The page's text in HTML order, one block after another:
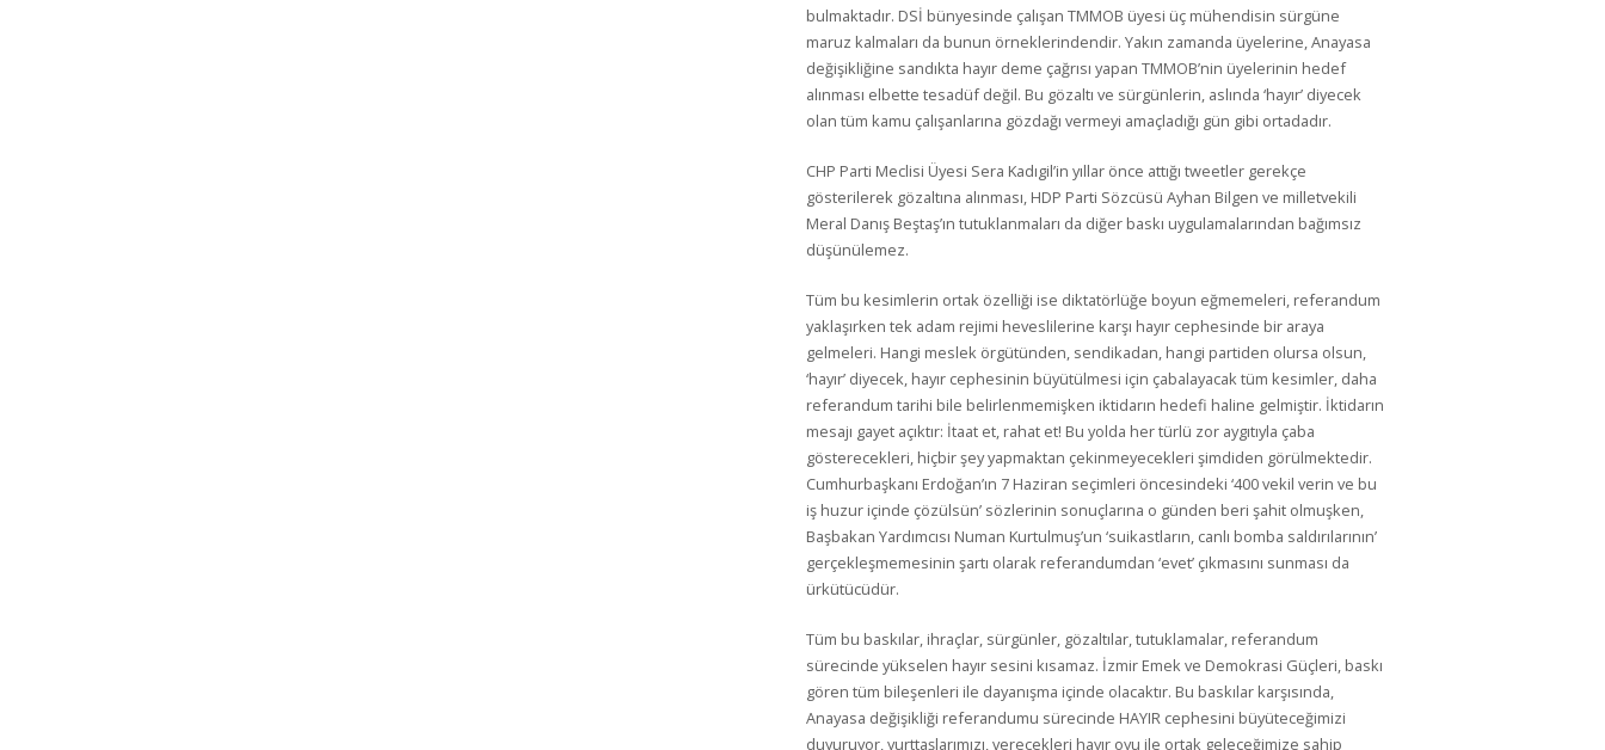
bulmaktadır. DSİ bünyesinde çalışan TMMOB üyesi üç mühendisin sürgüne
maruz kalmaları da bunun örneklerindendir. Yakın zamanda üyelerine, Anayasa
değişikliğine sandıkta hayır deme çağrısı yapan TMMOB’nin üyelerinin hedef
alınması elbette tesadüf değil. Bu gözaltı ve sürgünlerin, aslında ‘hayır’ diyecek
olan tüm kamu çalışanlarına gözdağı vermeyi amaçladığı gün gibi ortadadır.
CHP Parti Meclisi Üyesi Sera Kadıgil’in yıllar önce attığı tweetler gerekçe
gösterilerek gözaltına alınması, HDP Parti Sözcüsü Ayhan Bilgen ve milletvekili
Meral Danış Beştaş’ın tutuklanmaları da diğer baskı uygulamalarından bağımsız
düşünülemez.
Tüm bu kesimlerin ortak özelliği ise diktatörlüğe boyun eğmemeleri, referandum
yaklaşırken tek adam rejimi heveslilerine karşı hayır cephesinde bir araya
gelmeleri. Hangi meslek örgütünden, sendikadan, hangi partiden olursa olsun,
‘hayır’ diyecek, hayır cephesinin büyütülmesi için çabalayacak tüm kesimler, daha
referandum tarihi bile belirlenmemişken iktidarın hedefi haline gelmiştir. İktidarın
mesajı gayet açıktır: İtaat et, rahat et! Bu yolda her türlü zor aygıtıyla çaba
gösterecekleri, hiçbir şey yapmaktan çekinmeyecekleri şimdiden görülmektedir.
Cumhurbaşkanı Erdoğan’ın 7 Haziran seçimleri öncesindeki ‘400 vekil verin ve bu
iş huzur içinde çözülsün’ sözlerinin sonuçlarına o günden beri şahit olmuşken,
Başbakan Yardımcısı Numan Kurtulmuş’un ‘suikastların, canlı bomba saldırılarının’
gerçekleşmemesinin şartı olarak referandumdan ‘evet’ çıkmasını sunması da
ürkütücüdür.
Tüm bu baskılar, ihraçlar, sürgünler, gözaltılar, tutuklamalar, referandum
sürecinde yükselen hayır sesini kısamaz. İzmir Emek ve Demokrasi Güçleri, baskı
gören tüm bileşenleri ile dayanışma içinde olacaktır. Bu baskılar karşısında,
Anayasa değişikliği referandumu sürecinde HAYIR cephesini büyüteceğimizi
duyuruyor, yurttaşlarımızı, verecekleri hayır oyu ile ortak geleceğimize sahip